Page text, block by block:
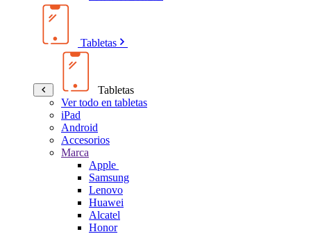
Tabletas
Tabletas
Ver todo en tabletas
iPad
Android
Accesorios
Marca
Apple
Samsung
Lenovo
Huawei
Alcatel
Honor